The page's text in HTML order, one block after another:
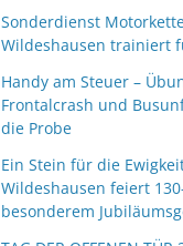
Sonderdienst
Wildeshausen trainiert
Handy am Steuer –
Frontalcrash und
die Probe
Ein Stein für die
Wildeshausen feiert
besonderem